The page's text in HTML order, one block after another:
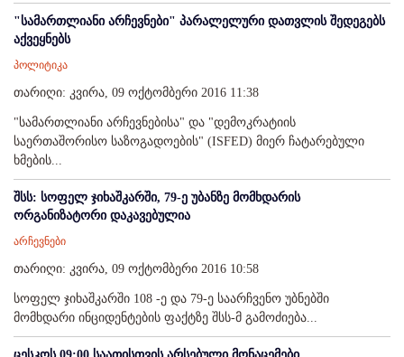
"სამართლიანი არჩევნები" პარალელური დათვლის შედეგებს
აქვეყნებს
პოლიტიკა
თარიღი: კვირა, 09 ოქტომბერი 2016 11:38
"სამართლიანი არჩევნებისა" და "დემოკრატიის
საერთაშორისო საზოგადოების" (ISFED) მიერ ჩატარებული
ხმების...
შსს: სოფელ ჯიხაშკარში, 79-ე უბანზე მომხდარის
ორგანიზატორი დაკავებულია
არჩევნები
თარიღი: კვირა, 09 ოქტომბერი 2016 10:58
სოფელ ჯიხაშკარში 108 -ე და 79-ე საარჩვენო უბნებში
მომხდარი ინციდენტების ფაქტზე შსს-მ გამოძიება...